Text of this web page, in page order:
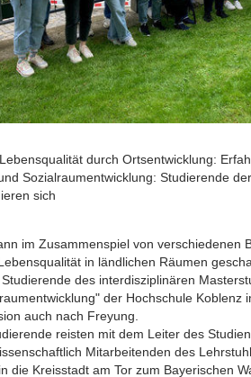
durch Ortsentwicklung:
Sozialraumentwicklung: Studierende
sich
im Zusammenspiel von verschiedenen
in ländlichen Räumen
des interdisziplinären
der Hochschule Koblenz
auch nach Freyung.
reisten mit dem Leiter des
Mitarbeitenden des
die Kreisstadt am Tor zum Bayerischen